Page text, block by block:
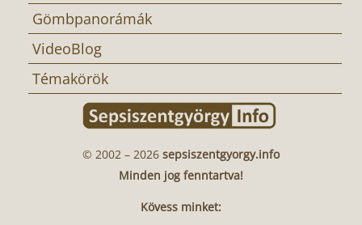
Gömbpanorámák
VideoBlog
Témakörök
© 2002 – 2026 sepsiszentgyorgy.info
Minden jog fenntartva!
Kövess minket: